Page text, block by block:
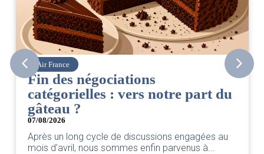
Air France
Fin des négociations
catégorielles : vers notre part du
gâteau ?
07/08/2026
Après un long cycle de discussions engagées au
mois d’avril, nous sommes enfin parvenus à...